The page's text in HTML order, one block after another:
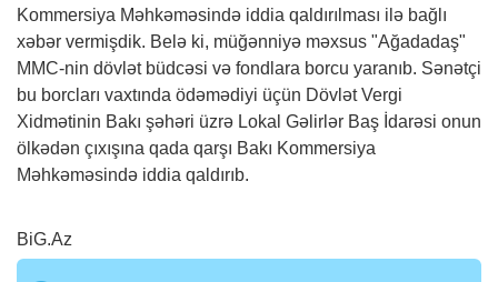
Kommersiya Məhkəməsində iddia qaldırılması ilə bağlı
xəbər vermişdik. Belə ki, müğənniyə məxsus "Ağadadaş"
MMC-nin dövlət büdcəsi və fondlara borcu yaranıb. Sənətçi
bu borcları vaxtında ödəmədiyi üçün Dövlət Vergi
Xidmətinin Bakı şəhəri üzrə Lokal Gəlirlər Baş İdarəsi onun
ölkədən çıxışına qada qarşı Bakı Kommersiya
Məhkəməsində iddia qaldırıb.
BiG.Az